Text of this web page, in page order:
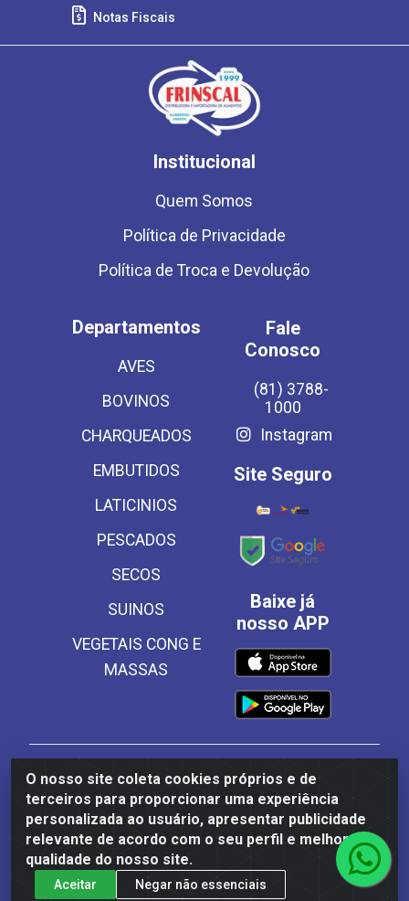
O nosso site coleta cookies próprios e de
terceiros para proporcionar uma experiência
personalizada ao usuário, apresentar publicidade
relevante de acordo com o seu perfil e melhorar a
qualidade do nosso site.
Aceitar Negar não essenciais
Notas Fiscais
Institucional
Quem Somos
Política de Privacidade
Política de Troca e Devolução
Departamentos
AVES
BOVINOS
CHARQUEADOS
EMBUTIDOS
LATICINIOS
PESCADOS
SECOS
SUINOS
VEGETAIS CONG E
MASSAS
Fale
Conosco
(81) 3788-
1000
Instagram
Site Seguro
Baixe já
nosso APP
Frinscal - Distribuidora e Importadora de Alimentos
LTDA - Rodovia BR 101 Sul Km 187, 310 Galpão - Santa
Rosa, Palmares/PE - CEP 55540-000 - CNPJ
03.504.437/0001-50